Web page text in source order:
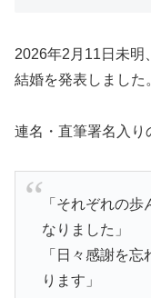
2026年2月11日未明
結婚を発表しました
連名・直筆署名入り
「それぞれの
なりました」
「日々感謝を
ります」